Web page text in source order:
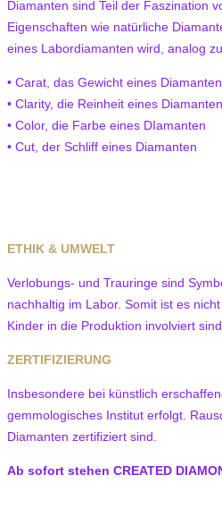
Diamanten sind Teil der Faszination
Eigenschaften wie natürliche
eines Labordiamanten wird, analog
• Carat, das Gewicht eines Diamanten
• Clarity, die Reinheit eines Diamanten
• Color, die Farbe eines DIamanten
• Cut, der Schliff eines Diamanten
ETHIK & UMWELT
Verlobungs- und Trauringe sind
nachhaltig im Labor. Somit ist es
Kinder in die Produktion involviert
ZERTIFIZIERUNG
Insbesondere bei künstlich
gemmologisches Institut erfolgt.
Diamanten zertifiziert sind.
Ab sofort stehen CREATED